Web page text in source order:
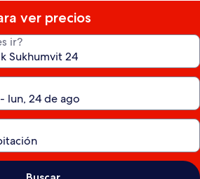
ver precios
ir?